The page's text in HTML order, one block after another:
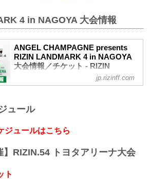
4 in NAGOYA 大会情報
ANGEL CHAMPAGNE presents
RIZIN LANDMARK 4 in NAGOYA
大会情報／チケット - RIZIN
FIGHTING FEDERATION オフィシ
ャルサイト
名称
LANDMARK 4 in NAGOYA
2022年11月6日（日） 12:30開場 / 14:00
開始
jp.rizinff.com
ュール
ュールはこちら
】RIZIN.54 トヨタアリーナ大会
ト